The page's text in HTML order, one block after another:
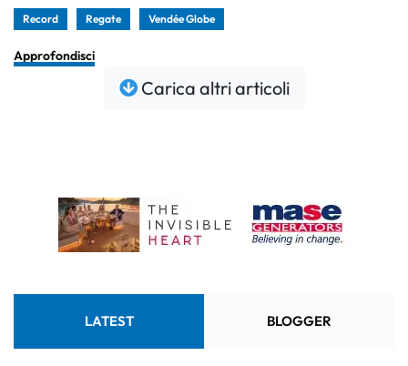
Record Regate Vendée Globe
Approfondisci
Carica altri articoli
LATEST BLOGGER